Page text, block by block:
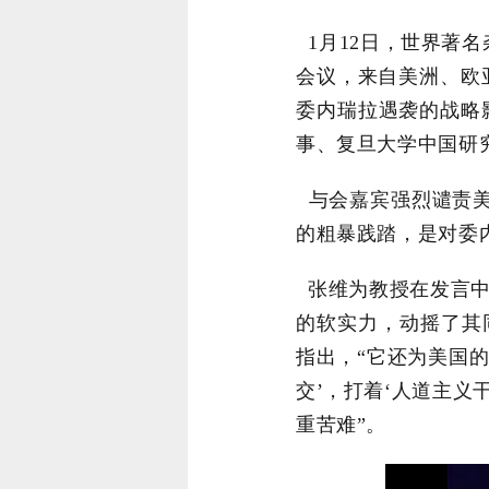
1 月 12 日，世界著
会议，来自美洲、欧
委内瑞拉遇袭的战
事、复旦大学中国研
与会嘉宾强烈谴责
的粗暴践踏，是对委
张维为教授在发言
的软实力，动摇了
指出，“它还为美国
交’ ，打着‘ 人道主义
重苦难”。